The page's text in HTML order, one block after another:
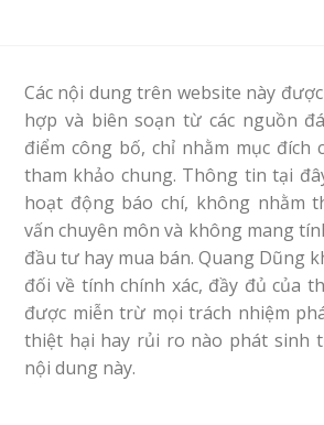
Các nội dung trên website này
hợp và biên soạn từ các nguồn
điểm công bố, chỉ nhằm mục đích
tham khảo chung. Thông tin tại
hoạt động báo chí, không nhằm
vấn chuyên môn và không mang
đầu tư hay mua bán. Quang Dũng
đối về tính chính xác, đầy đủ của
được miễn trừ mọi trách nhiệm
thiệt hại hay rủi ro nào phát sinh
nội dung này.